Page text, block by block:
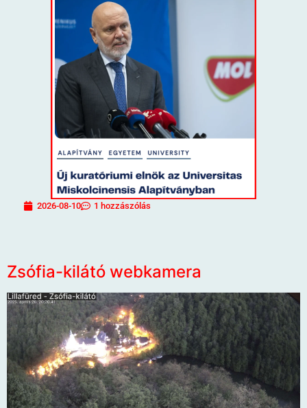
2026-08-10 1 hozzászólás
Zsófia-kilátó webkamera